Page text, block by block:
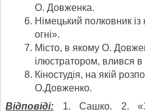
О. Довженка.
Німецький полковник із
огні».
Місто, в якому О.
ілюстратором, влився в
Кіностудія, на якій
О.Довженко.
Відповіді: 1. Сашко. 2.